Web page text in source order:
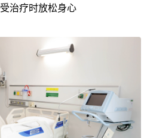
治疗时放松身心